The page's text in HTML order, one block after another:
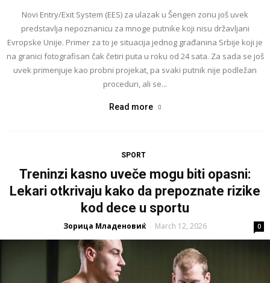
Novi Entry/Exit System (EES) za ulazak u Šengen zonu još uvek
predstavlja nepoznanicu za mnoge putnike koji nisu državljani
Evropske Unije. Primer za to je situacija jednog građanina Srbije koji je
na granici fotografisan čak četiri puta u roku od 24 sata. Za sada se još
uvek primenjuje kao probni projekat, pa svaki putnik nije podležan
proceduri, ali se...
Read more
SPORT
Treninzi kasno uveče mogu biti opasni:
Lekari otkrivaju kako da prepoznate rizike
kod dece u sportu
Зорица Младеновиќ - March 12, 2026 0